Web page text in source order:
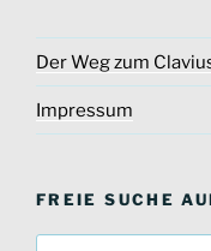
Der Weg zum
Impressum
FREIE SUCHE